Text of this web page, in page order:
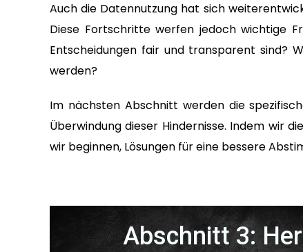
Auch die Datennutzung hat sich
Diese Fortschritte werfen jedoch wichtige
Entscheidungen fair und transparent sind?
werden?
Im nächsten Abschnitt werden die
Überwindung dieser Hindernisse. Indem wir
wir beginnen, Lösungen für eine bessere
Abschnitt 3: